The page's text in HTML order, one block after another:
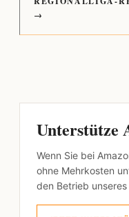
→
Unterstütze
Wenn Sie bei
ohne Mehrkosten
den Betrieb